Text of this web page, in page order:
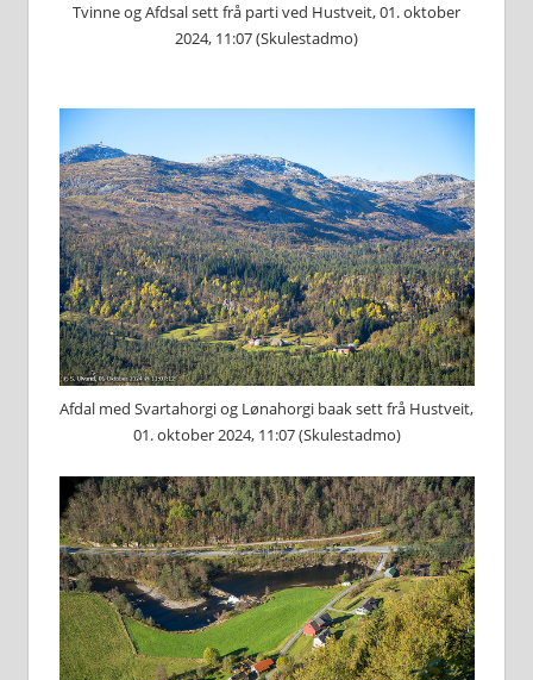
Tvinne og Afdsal sett frå parti ved Hustveit, 01. oktober
2024, 11:07 (Skulestadmo)
Afdal med Svartahorgi og Lønahorgi baak sett frå Hustveit,
01. oktober 2024, 11:07 (Skulestadmo)